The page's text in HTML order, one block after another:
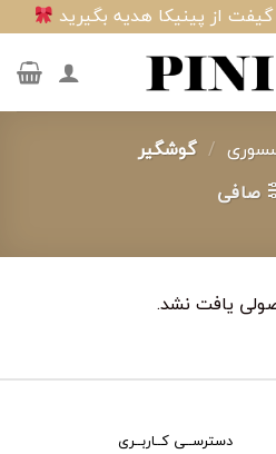
/ گوشگیر
صافی
یافت نشد.
دسترســی کــاربــری